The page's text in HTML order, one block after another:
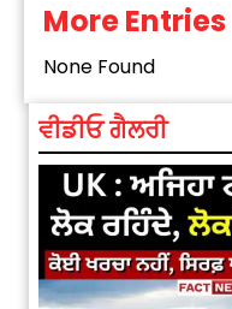
Alternative:
More Entries
None Found
ਵੀਡੀਓ ਗੈਲਰੀ